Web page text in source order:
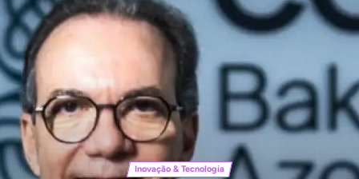
Inovação & Tecnologia